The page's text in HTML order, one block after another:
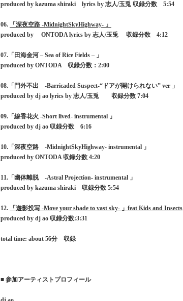
produced by kazuma shiraki lyrics by 志人/玉兎 収録分数 5:54
06.
「深夜空路 -MidnightSkyHighway- 」
produced by ONTODA lyrics by 志人/玉兎 収録分数 4:12
07.「田海金河 – Sea of Rice Fields – 」
produced by ONTODA 収録分数：2:00
08.「門外不出 -Barricaded Suspect-“ドアが開けられない” ver 」
produced by dj ao lyrics by 志人/玉兎 収録分数 7:04
09.「線香花火 -Short lived- instrumental 」
produced by dj ao 収録分数 6:16
10.「深夜空路 -MidnightSkyHighway- instrumental 」
produced by ONTODA 収録分数 4:20
11.「幽体離脱 -Astral Projection- instrumental 」
produced by kazuma shiraki 収録分数 5:54
12.
「遊影投写 -Move your shade to vast sky- 」feat Kids and Insects
produced by dj ao 収録分数:3:31
total time: about 56分 収録
■ 参加アーティストプロフィール